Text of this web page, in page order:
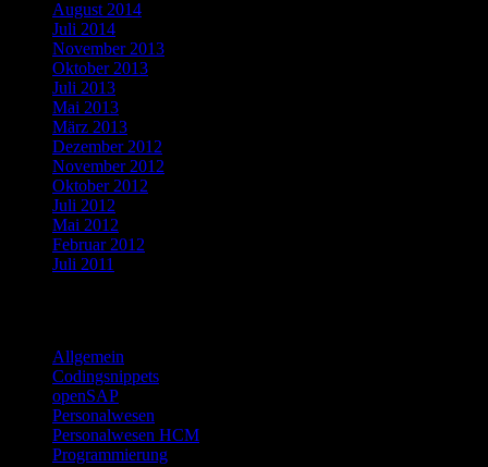
August 2014
Juli 2014
November 2013
Oktober 2013
Juli 2013
Mai 2013
März 2013
Dezember 2012
November 2012
Oktober 2012
Juli 2012
Mai 2012
Februar 2012
Juli 2011
Allgemein
Codingsnippets
openSAP
Personalwesen
Personalwesen HCM
Programmierung